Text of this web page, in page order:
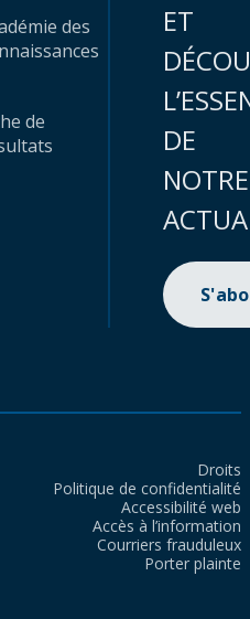
des
de
ET
DE
NOTRE
Droits
Politique de confidentialité
Accessibilité web
Accès à l’information
Courriers frauduleux
Porter plainte